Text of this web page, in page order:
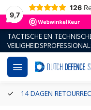
9,7
126
TACTISCHE EN
14 DAGEN